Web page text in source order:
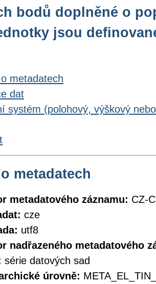
bodů doplněné o
jsou
metadatech
dat
systém (polohový, výškový
metadatech
metadatového záznamu: CZ-
cze
utf8
nadřazeného metadatového
série datových sad
úrovně: